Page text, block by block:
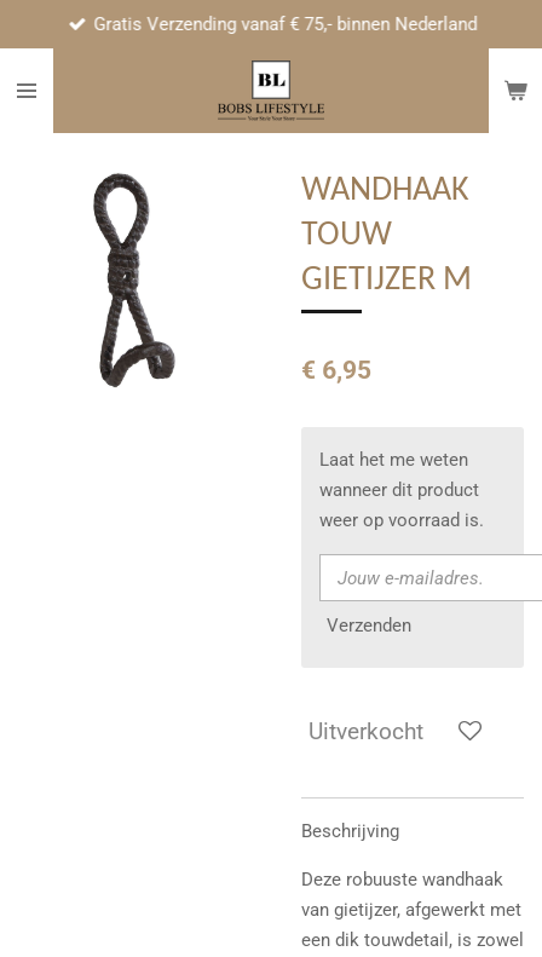
naar
Gratis Verzending vanaf € 75,- binnen Nederland
WANDHAAK
TOUW
GIETIJZER M
€ 6,95
Laat het me weten
wanneer dit product
weer op voorraad is.
Verzenden
Uitverkocht
Beschrijving
Deze robuuste wandhaak
van gietijzer, afgewerkt met
een dik touwdetail, is zowel